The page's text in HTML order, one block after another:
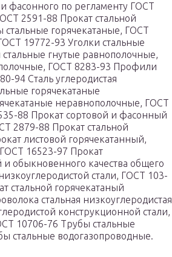
и фасонного по регламенту ГОСТ
2591-88 Прокат стальной
горячекатаные, ГОСТ
19772-93 Уголки стальные
гнутые равнополочные,
ГОСТ 8283-93 Профили
94 Сталь углеродистая
горячекатаные
неравнополочные, ГОСТ
88 Прокат сортовой и фасонный
2879-88 Прокат стальной
листовой горячекатанный,
16523-97 Прокат
и обыкновенного качества общего
стали, ГОСТ 103-
стальной горячекатаный
стальная низкоуглеродистая
конструкционной стали,
10706-76 Трубы стальные
стальные водогазопроводные.